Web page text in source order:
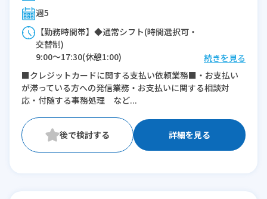
週5
【勤務時間帯】◆通常シフト(時間選択可・
交替制)
9:00〜17:30(休憩1:00)
※残業：5〜10時間程度/月
続きを見る
■クレジットカードに関する支払い依頼業務■・お支払い
が滞っている方への発信業務・お支払いに関する相談対
応・付随する事務処理 など...
詳細を見る